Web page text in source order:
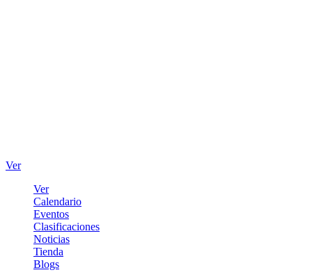
Ver
Ver
Calendario
Eventos
Clasificaciones
Noticias
Tienda
Blogs